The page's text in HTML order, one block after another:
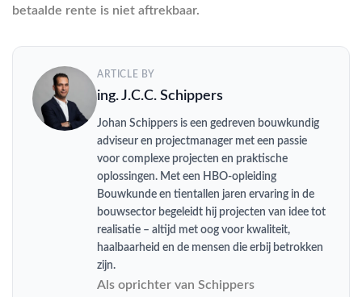
betaalde rente is niet aftrekbaar.
ARTICLE BY
ing. J.C.C. Schippers
Johan Schippers is een gedreven bouwkundig
adviseur en projectmanager met een passie
voor complexe projecten en praktische
oplossingen. Met een HBO-opleiding
Bouwkunde en tientallen jaren ervaring in de
bouwsector begeleidt hij projecten van idee tot
realisatie – altijd met oog voor kwaliteit,
haalbaarheid en de mensen die erbij betrokken
zijn.
Als oprichter van Schippers